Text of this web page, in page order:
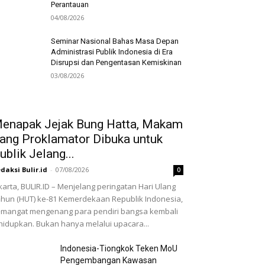
Perantauan
04/08/2026
Seminar Nasional Bahas Masa Depan
Administrasi Publik Indonesia di Era
Disrupsi dan Pengentasan Kemiskinan
03/08/2026
Jejak Bung Hatta, Makam
Proklamator Dibuka untuk
Jelang...
Bulir.id - 07/08/2026 0
BULIR.ID – Menjelang peringatan Hari Ulang
(HUT) ke-81 Kemerdekaan Republik Indonesia,
mengenang para pendiri bangsa kembali
Bukan hanya melalui upacara...
Indonesia-Tiongkok Teken MoU
Pengembangan Kawasan